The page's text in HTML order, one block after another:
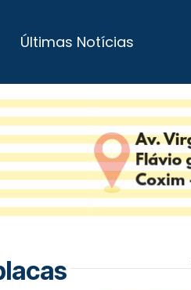
Últimas Notícias